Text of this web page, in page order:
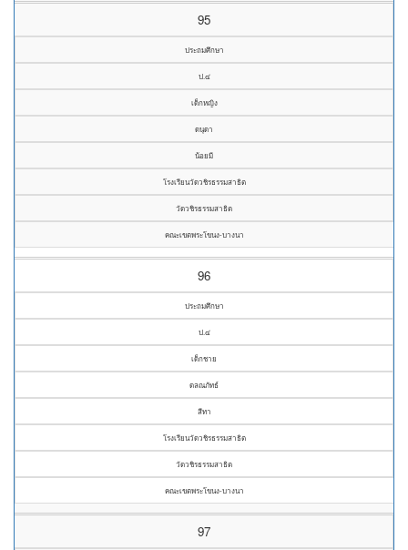
95
ประถมศึกษา
ป.๔
เด็กหญิง
ดนุดา
น้อยมี
โรงเรียนวัดวชิรธรรมสาธิต
วัดวชิรธรรมสาธิต
คณะเขตพระโขนง-บางนา
96
ประถมศึกษา
ป.๔
เด็กชาย
ดลณภัทธ์
สีทา
โรงเรียนวัดวชิรธรรมสาธิต
วัดวชิรธรรมสาธิต
คณะเขตพระโขนง-บางนา
97